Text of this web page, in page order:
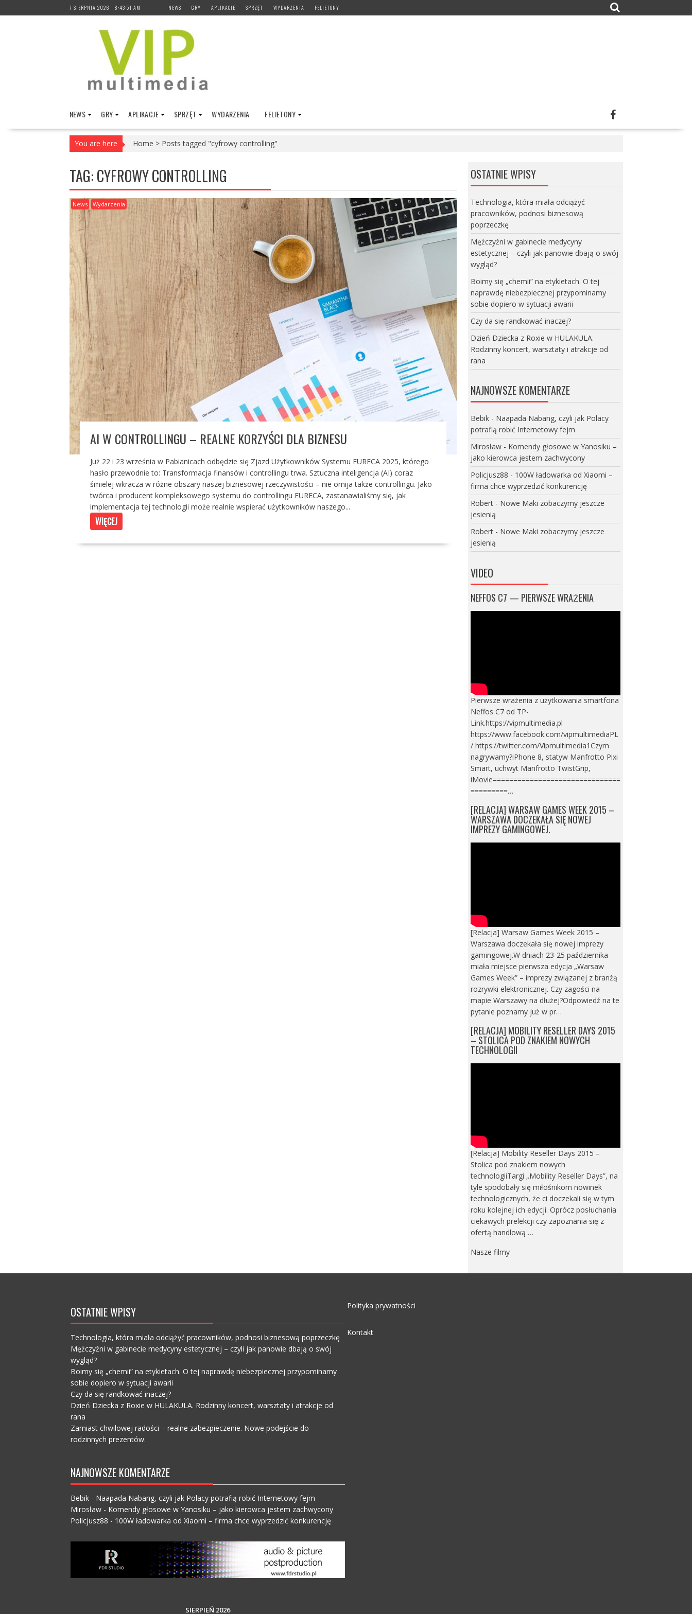
to
7 SIERPNIA 2026 8:43:52 AM NEWS GRY APLIKACJE SPRZĘT WYDARZENIA FELIETONY
NEWS GRY APLIKACJE SPRZĘT WYDARZENIA FELIETONY
You are here Home > Posts tagged "cyfrowy controlling"
TAG:CYFROWY CONTROLLING
News Wydarzenia
AI W CONTROLLINGU – REALNE KORZYŚCI DLA BIZNESU
Już 22 i 23 września w Pabianicach odbędzie się Zjazd Użytkowników Systemu EURECA 2025, którego
hasło przewodnie to: Transformacja finansów i controllingu trwa. Sztuczna inteligencja (AI) coraz
śmielej wkracza w różne obszary naszej biznesowej rzeczywistości – nie omija także controllingu. Jako
twórca i producent kompleksowego systemu do controllingu EURECA, zastanawialiśmy się, jak
implementacja tej technologii może realnie wspierać użytkowników naszego...
WIĘCEJ
OSTATNIE WPISY
Technologia, która miała odciążyć
pracowników, podnosi biznesową
poprzeczkę
Mężczyźni w gabinecie medycyny
estetycznej – czyli jak panowie dbają o swój
wygląd?
Boimy się „chemii” na etykietach. O tej
naprawdę niebezpiecznej przypominamy
sobie dopiero w sytuacji awarii
Czy da się randkować inaczej?
Dzień Dziecka z Roxie w HULAKULA.
Rodzinny koncert, warsztaty i atrakcje od
rana
NAJNOWSZE KOMENTARZE
Bebik- Naapada Nabang, czyli jak Polacy
potrafią robić Internetowy fejm
Mirosław- Komendy głosowe w Yanosiku –
jako kierowca jestem zachwycony
Policjusz88 - 100W ładowarka od Xiaomi –
firma chce wyprzedzić konkurencję
Robert- Nowe Maki zobaczymy jeszcze
jesienią
Robert- Nowe Maki zobaczymy jeszcze
jesienią
VIDEO
NEFFOS C7 — PIERWSZE WRAŻENIA
Pierwsze wrażenia z użytkowania smartfona
Neffos C7 od TP-
Link.https://vipmultimedia.pl
https://www.facebook.com/vipmultimediaPL
/ https://twitter.com/Vipmultimedia1Czym
nagrywamy?iPhone 8, statyw Manfrotto Pixi
Smart, uchwyt Manfrotto TwistGrip,
iMovie===============================
=========…
[RELACJA] WARSAW GAMES WEEK 2015 –
WARSZAWA DOCZEKAŁA SIĘ NOWEJ
IMPREZY GAMINGOWEJ.
[Relacja] Warsaw Games Week 2015 –
Warszawa doczekała się nowej imprezy
gamingowej.W dniach 23-25 października
miała miejsce pierwsza edycja „Warsaw
Games Week” – imprezy związanej z branżą
rozrywki elektronicznej. Czy zagości na
mapie Warszawy na dłużej?Odpowiedź na te
pytanie poznamy już w pr…
[RELACJA] MOBILITY RESELLER DAYS 2015
– STOLICA POD ZNAKIEM NOWYCH
TECHNOLOGII
[Relacja] Mobility Reseller Days 2015 –
Stolica pod znakiem nowych
technologiiTargi „Mobility Reseller Days”, na
tyle spodobały się miłośnikom nowinek
technologicznych, że ci doczekali się w tym
roku kolejnej ich edycji. Oprócz posłuchania
ciekawych prelekcji czy zapoznania się z
ofertą handlową …
Nasze filmy
OSTATNIE WPISY
Technologia, która miała odciążyć pracowników, podnosi biznesową poprzeczkę
Mężczyźni w gabinecie medycyny estetycznej – czyli jak panowie dbają o swój
wygląd?
Boimy się „chemii” na etykietach. O tej naprawdę niebezpiecznej przypominamy
sobie dopiero w sytuacji awarii
Czy da się randkować inaczej?
Dzień Dziecka z Roxie w HULAKULA. Rodzinny koncert, warsztaty i atrakcje od
rana
Zamiast chwilowej radości – realne zabezpieczenie. Nowe podejście do
rodzinnych prezentów.
NAJNOWSZE KOMENTARZE
Bebik- Naapada Nabang, czyli jak Polacy potrafią robić Internetowy fejm
Mirosław- Komendy głosowe w Yanosiku – jako kierowca jestem zachwycony
Policjusz88 - 100W ładowarka od Xiaomi – firma chce wyprzedzić konkurencję
SIERPIEŃ 2026
Polityka prywatności
Kontakt